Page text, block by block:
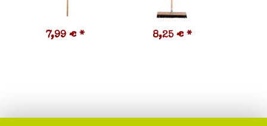
7,99 € * 8,25 € *